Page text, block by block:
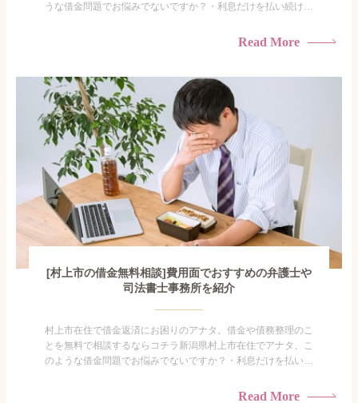
うな借金問題でお悩みでないですか？・利息だけを払い続けて
たくない・借金の催促、取り立てで憂鬱になる。・闇金に手を
りますよ...
Read More
[村上市の借金無料相談]費用面でおすすめの弁護士や
司法書士事務所を紹介
村上市在住で借金返済にお困りのアナタ。借金や債務整理のこ
とを無料で相談するならコチラ新潟県村上市在住でアナタ。こ
のような借金問題でお悩みでないですか？・利息だけを払い続
られたくない・借金の催促、取り立てで憂鬱になる。・闇金に
Read More